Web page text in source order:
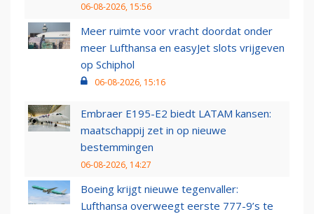
06-08-2026, 15:56
Meer ruimte voor vracht doordat onder
meer Lufthansa en easyJet slots vrijgeven
op Schiphol
06-08-2026, 15:16
Embraer E195-E2 biedt LATAM kansen:
maatschappij zet in op nieuwe
bestemmingen
06-08-2026, 14:27
Boeing krijgt nieuwe tegenvaller:
Lufthansa overweegt eerste 777-9’s te